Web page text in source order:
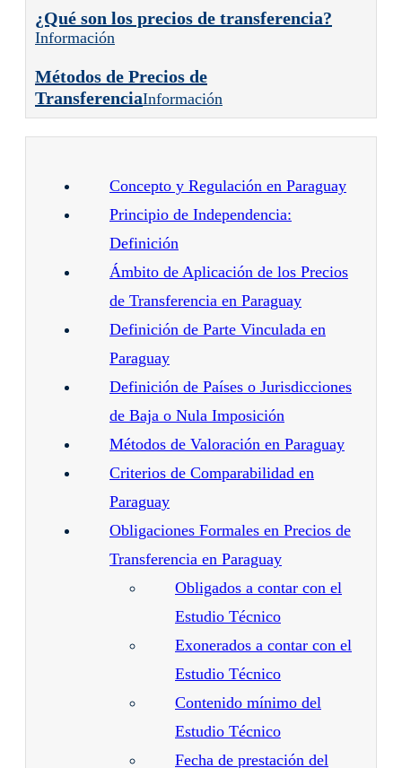
¿Qué son los precios de transferencia?
Información
Métodos de Precios de
TransferenciaInformación
Concepto y Regulación en Paraguay
Principio de Independencia:
Definición
Ámbito de Aplicación de los Precios
de Transferencia en Paraguay
Definición de Parte Vinculada en
Paraguay
Definición de Países o Jurisdicciones
de Baja o Nula Imposición
Métodos de Valoración en Paraguay
Criterios de Comparabilidad en
Paraguay
Obligaciones Formales en Precios de
Transferencia en Paraguay
Obligados a contar con el
Estudio Técnico
Exonerados a contar con el
Estudio Técnico
Contenido mínimo del
Estudio Técnico
Fecha de prestación del